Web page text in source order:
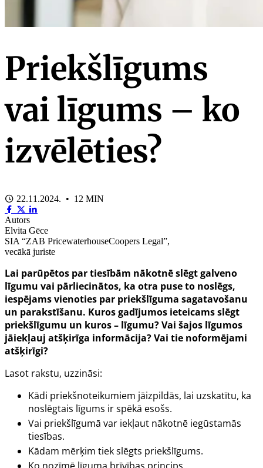
Priekšlīgums
vai līgums – ko
izvēlēties?
22.11.2024. • 12 MIN
Autors
Elvita Gēce
SIA “ZAB PricewaterhouseCoopers Legal”,
vecākā juriste
Lai parūpētos par tiesībām nākotnē slēgt galveno
līgumu vai pārliecinātos, ka otra puse to noslēgs,
iespējams vienoties par priekšlīguma sagatavošanu
un parakstīšanu. Kuros gadījumos ieteicams slēgt
priekšlīgumu un kuros – līgumu? Vai šajos līgumos
jāiekļauj atšķirīga informācija? Vai tie noformējami
atšķirīgi?
Lasot rakstu, uzzināsi:
Kādi priekšnoteikumiem jāizpildās, lai uzskatītu, ka
noslēgtais līgums ir spēkā esošs.
Vai priekšlīgumā var iekļaut nākotnē iegūstamās
tiesības.
Kādam mērķim tiek slēgts priekšlīgums.